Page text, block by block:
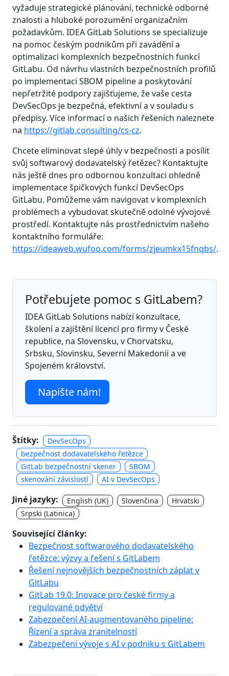
vyžaduje strategické plánování, technické odborné
znalosti a hluboké porozumění organizačním
požadavkům. IDEA GitLab Solutions se specializuje
na pomoc českým podnikům při zavádění a
optimalizaci komplexních bezpečnostních funkcí
GitLabu. Od návrhu vlastních bezpečnostních profilů
po implementaci SBOM pipeline a poskytování
nepřetržité podpory zajišťujeme, že vaše cesta
DevSecOps je bezpečná, efektivní a v souladu s
předpisy. Více informací o našich řešeních naleznete
na https://gitlab.consulting/cs-cz.
Chcete eliminovat slepé úhly v bezpečnosti a posílit
svůj softwarový dodavatelský řetězec? Kontaktujte
nás ještě dnes pro odbornou konzultaci ohledně
implementace špičkových funkcí DevSecOps
GitLabu. Pomůžeme vám navigovat v komplexních
problémech a vybudovat skutečně odolné vývojové
prostředí. Kontaktujte nás prostřednictvím našeho
kontaktního formuláře:
https://ideaweb.wufoo.com/forms/zjeumkx15fnqbs/.
Potřebujete pomoc s GitLabem?
IDEA GitLab Solutions nabízí konzultace,
školení a zajištění licencí pro firmy v České
republice, na Slovensku, v Chorvatsku,
Srbsku, Slovinsku, Severní Makedonii a ve
Spojeném království.
Napište nám!
Štítky:
DevSecOps
bezpečnost dodavatelského řetězce
GitLab bezpečnostní skener
SBOM
skenování závislostí
AI v DevSecOps
Jiné jazyky: English (UK) Slovenčina
Hrvatski
Srpski (Latinica)
Související články:
Bezpečnost softwarového dodavatelského
řetězce: výzvy a řešení s GitLabem
Řešení nejnovějších bezpečnostních záplat v
GitLabu
GitLab 19.0: Inovace pro české firmy a
regulované odvětví
Zabezpečení AI-augmentovaného pipeline:
Řízení a správa zranitelností
Zabezpečení vývoje s AI v podniku s GitLabem